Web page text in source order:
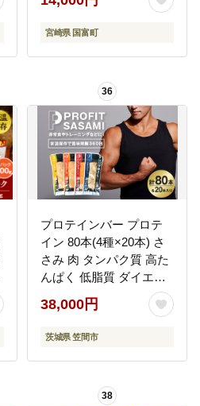
ゆず 鍋 つみれ串 小分け
お弁当 お惣菜 おかず 簡
宮崎県 国富町
36
プロテインバー プロテ
イン 80本(4種×20本) さ
さみ 肉 タンパク質 高た
んぱく 低脂質 ダイエッ
ト 筋肉 食品 持ち運び お
やつ 置き換え PROFIT
SASAMI 甘くない 丸善
バー 笠間市 茨城県 いば
38,000円
茨城県 笠間市
38